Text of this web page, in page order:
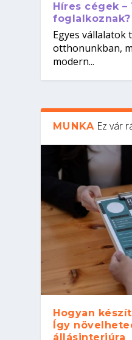
Híres cégek
foglalkoznak?
Egyes vállalatok
otthonunkban,
modern...
MUNKA Ez vár
Hogyan
Így
állásinterjúra